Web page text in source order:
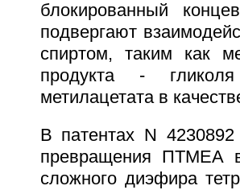
блокированный
подвергают
спиртом, таким как
продукта -
метилацетата в
В патентах N
превращения ПТМEА
сложного диэфира